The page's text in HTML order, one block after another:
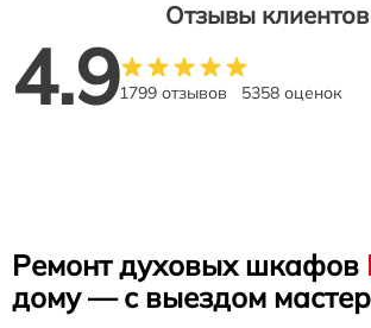
Отзывы клиентов
4.91799 отзывов 5358 оценок
Ремонт духовых шкафов
дому — с выездом